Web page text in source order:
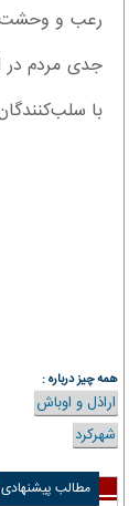
رعب و وحشت
جدی مردم در
با
همه چیز درباره :
اراذل و اوباش
شهرکرد
مطالب پیشنهادی